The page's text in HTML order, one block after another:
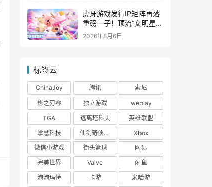
虎牙游戏发行IP矩阵再落
重磅一子！顶流“女明星”
ZANMANG LOOPY 正版
2026年8月6日
标签云
ChinaJoy 腾讯
索尼
影之刃零
独立游戏
weplay
TGA
逃离塔科夫
英雄联盟
掌慧科技
仙剑奇侠传四
Xbox
微信小游戏
街头篮球
网易
完美世界
Valve
闲鱼
泡泡玛特
卡游
米哈游